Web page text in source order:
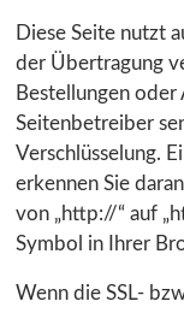
Diese Seite nutzt
der Übertragung
Bestellungen oder
Seitenbetreiber
Verschlüsselung.
erkennen Sie
von „http://“ auf
Symbol in Ihrer
Wenn die SSL-